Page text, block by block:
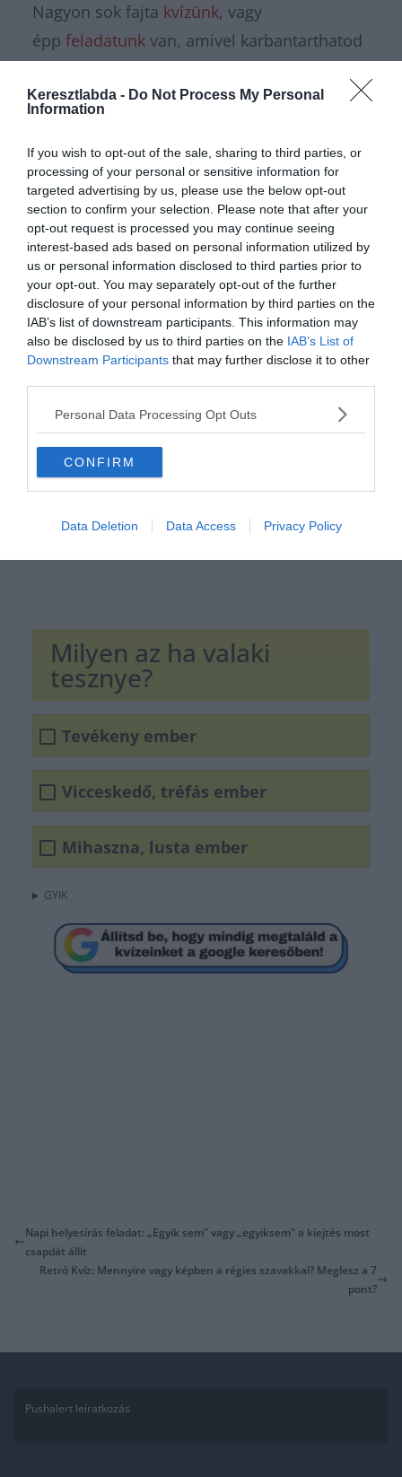
Keresztlabda - Do Not Process My Personal
Information
If you wish to opt-out of the sale, sharing to third parties, or
processing of your personal or sensitive information for
targeted advertising by us, please use the below opt-out
section to confirm your selection. Please note that after your
opt-out request is processed you may continue seeing
interest-based ads based on personal information utilized by
us or personal information disclosed to third parties prior to
your opt-out. You may separately opt-out of the further
disclosure of your personal information by third parties on the
IAB’s list of downstream participants. This information may
also be disclosed by us to third parties on the IAB’s List of
Downstream Participants that may further disclose it to other
Personal Data Processing Opt Outs
CONFIRM
Data Deletion Data Access Privacy Policy
Nagyon sok fajta kvízünk, vagy
épp feladatunk van, amivel karbantarthatod
és továbbiérdekes napi
Hirdetés
Milyen az ha valaki
tesznye?
Tevékeny ember
Vicceskedő, tréfás ember
Mihaszna, lusta ember
GYIK
Napi helyesírás feladat: „Egyik sem” vagy „egyiksem” a kiejtés most
csapdát állít
Retró Kvíz: Mennyire vagy képben a régies szavakkal? Meglesz a 7
pont?
Pushalert leíratkozás